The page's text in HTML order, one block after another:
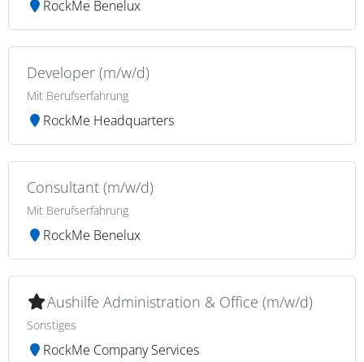
RockMe Benelux
Developer (m/w/d)
Mit Berufserfahrung
RockMe Headquarters
Consultant (m/w/d)
Mit Berufserfahrung
RockMe Benelux
Aushilfe Administration & Office (m/w/d)
Sonstiges
RockMe Company Services